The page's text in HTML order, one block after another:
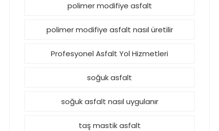
polimer modifiye asfalt
polimer modifiye asfalt nasıl üretilir
Profesyonel Asfalt Yol Hizmetleri
soğuk asfalt
soğuk asfalt nasıl uygulanır
taş mastik asfalt